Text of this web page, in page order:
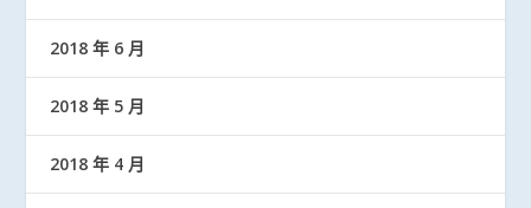
2018 年 6 月
2018 年 5 月
2018 年 4 月